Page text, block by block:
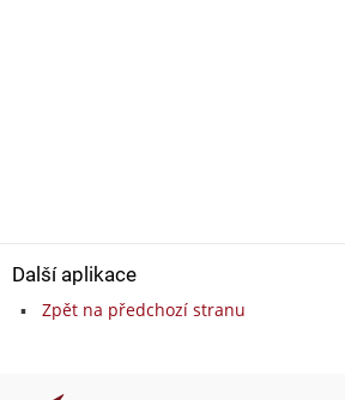
Další aplikace
Zpět na předchozí stranu